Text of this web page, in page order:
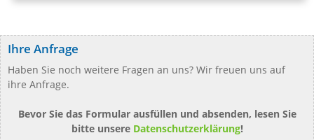
Ihre Anfrage
Haben Sie noch weitere Fragen an uns? Wir freuen uns auf
ihre Anfrage.
Bevor Sie das Formular ausfüllen und absenden, lesen Sie
bitte unsere Datenschutzerklärung!